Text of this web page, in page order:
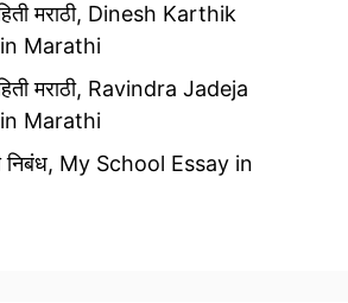
मराठी, Dinesh Karthik
Marathi
मराठी, Ravindra Jadeja
Marathi
निबंध, My School Essay in